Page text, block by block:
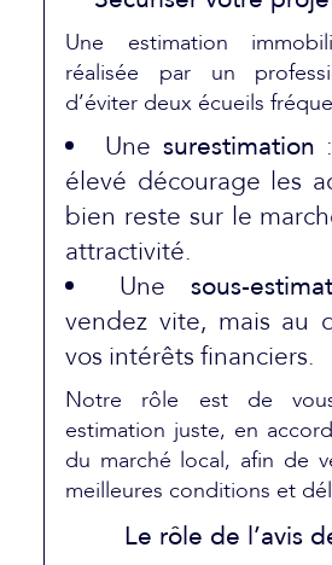
Une estimation
réalisée par un
d’éviter deux écueils
Une surestimation
élevé décourage les
bien reste sur le
attractivité.
Une sous-
vendez vite, mais au
vos intérêts financiers.
Notre rôle est de
estimation juste, en
du marché local, afin de
meilleures conditions et
Le rôle de l’avis